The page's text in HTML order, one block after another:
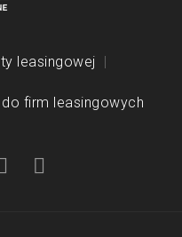
leasingowej
firm leasingowych